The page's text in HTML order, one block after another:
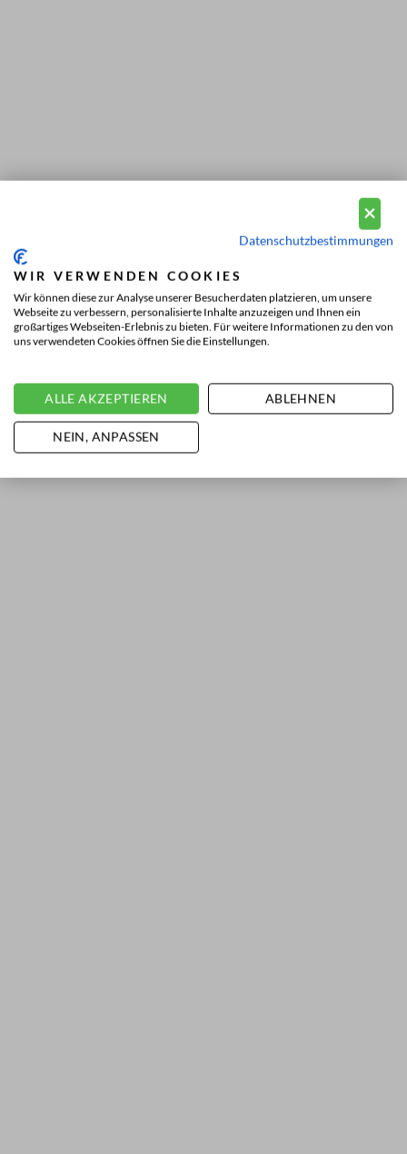
Datenschutzbestimmungen
WIR VERWENDEN COOKIES
Wir können diese zur Analyse unserer Besucherdaten platzieren, um unsere
Webseite zu verbessern, personalisierte Inhalte anzuzeigen und Ihnen ein
großartiges Webseiten-Erlebnis zu bieten. Für weitere Informationen zu den von
uns verwendeten Cookies öffnen Sie die Einstellungen.
ALLE AKZEPTIEREN ABLEHNEN
NEIN, ANPASSEN